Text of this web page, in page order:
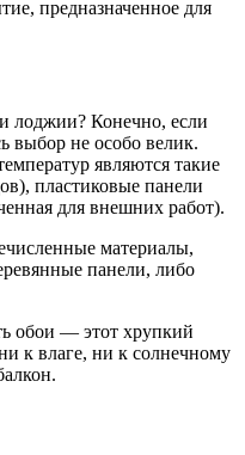
предназначенное для
лоджии? Конечно, если
выбор не особо велик.
являются такие
пластиковые панели
для внешних работ).
материалы,
панели, либо
обои — этот хрупкий
к влаге, ни к солнечному